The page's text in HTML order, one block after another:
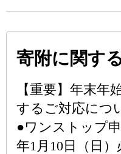
寄附に関す
【重要】年末年
するご対応につ
●ワンストップ
年1月10日（日）